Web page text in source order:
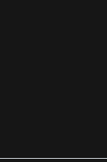
Tab (externer
Tab
öffnet in neuem
Tab (externer